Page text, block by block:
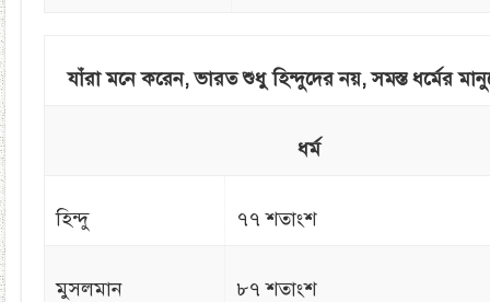
যাঁরা মনে করেন, ভারত শুধু হিন্দুদের নয়, সমস্ত ধর্মের
ধর্ম
হিন্দু ৭৭ শতাংশ
মুসলমান ৮৭ শতাংশ